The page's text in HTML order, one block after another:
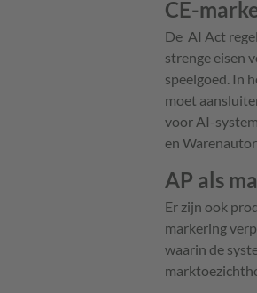
CE-
De AI Act
strenge eisen
speelgoed. In
moet
voor AI-
en
AP als
Er zijn ook
markering
waarin de